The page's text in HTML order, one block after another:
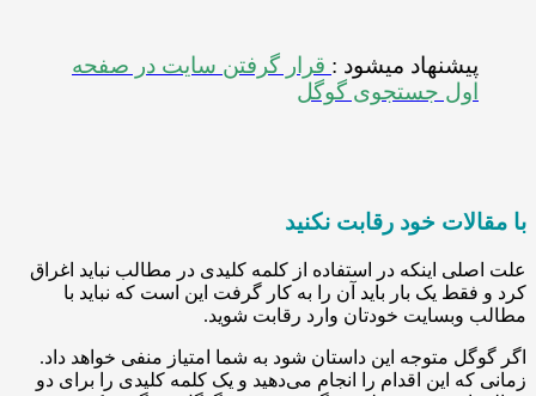
میشود :قرار گرفتن سایت در صفحه
جستجوی گوگل
خود رقابت نکنید
اینکه در استفاده از کلمه کلیدی در مطالب نباید اغراق
یک بار باید آن را به کار گرفت این است که نباید با
خودتان وارد رقابت شوید.
متوجه این داستان شود به شما امتیاز منفی خواهد داد.
این اقدام را انجام می‌دهید و یک کلمه کلیدی را برای دو